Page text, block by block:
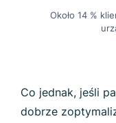
Około 14 %
Co jednak, jeśli
dobrze